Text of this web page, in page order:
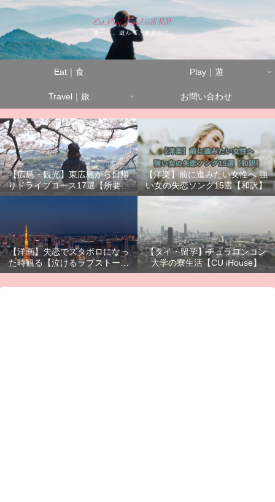
Eat｜食 Play｜遊
Travel｜旅 お問い合わせ
【広島・観光】東広島から日帰
りドライブコース17選【所要時
間別】
【洋楽】前に進みたい女性へ 強
い女の失恋ソング15選【和訳】
【洋画】失恋でズタボロになっ
た時観る【泣けるラブストーリ
ーまとめ】
【タイ・留学】チュラロンコン
大学の寮生活【CU iHouse】